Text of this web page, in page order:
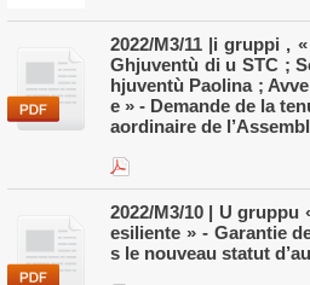
2022/M3/11 |i gruppi ,
Ghjuventù di u STC ;
hjuventù Paolina ;
e » - Demande de la
aordinaire de
2022/M3/10 | U gruppu
esiliente » - Garantie
s le nouveau statut